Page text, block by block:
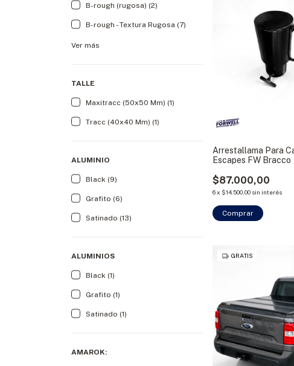
B-rough (rugosa) (2)
B-rough - Textura Rugosa (7)
Ver más
TALLE
Maxitracc (50x50 Mm) (1)
Tracc (40x40 Mm) (1)
ALUMINIO
Black (9)
Grafito (6)
Satinado (13)
ALUMINIOS
Black (1)
Grafito (1)
Satinado (1)
AMAROK:
Arrestallama Para
Escapes FW Bracco
$87.000,00
6x $14.500,00 sin interés
Comprar
GRATIS